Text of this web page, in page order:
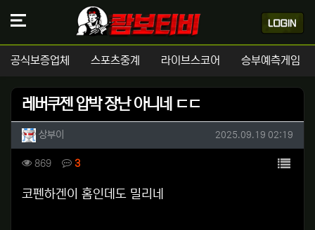
공식보증업체 스포츠중계 라이브스코어 승부예측게임
레버쿠젠 압박 장난 아니네 ㄷㄷ
작성자 정보
상부이 작성일
2025.09.19 02:19
컨텐츠 정보
869조회 3댓글 목록
본문
코펜하겐이 홈인데도 밀리네